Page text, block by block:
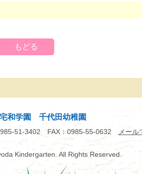
もどる
和学園 千代田幼稚園
51-3402FAX：0985-55-0632 メール
Kindergarten. All Rights Reserved.